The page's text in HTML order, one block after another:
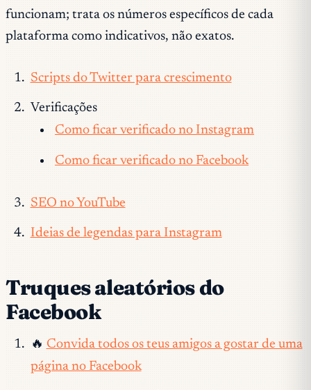
funcionam; trata os números específicos de cada
plataforma como indicativos, não exatos.
Scripts do Twitter para crescimento
Verificações
Como ficar verificado no Instagram
Como ficar verificado no Facebook
SEO no YouTube
Ideias de legendas para Instagram
Truques aleatórios do
Facebook
🔥 Convida todos os teus amigos a gostar de uma
página no Facebook